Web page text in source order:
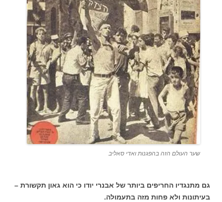
שער העולם הזה בהפגנות ואדי סאליב
גם מתנגדיו החריפים ביותר של אבנרי יודו כי הוא גאון תקשורת –
בעיתונות ולא פחות מזה בתעמולה.